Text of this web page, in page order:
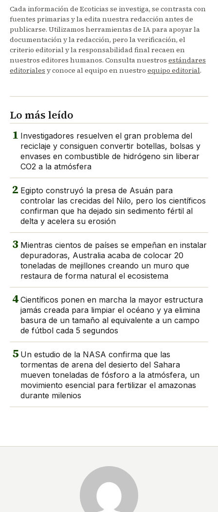
Cada información de Ecoticias se investiga, se contrasta con
fuentes primarias y la edita nuestra redacción antes de
publicarse. Utilizamos herramientas de IA para apoyar la
documentación y la redacción, pero la verificación, el
criterio editorial y la responsabilidad final recaen en
nuestros editores humanos. Consulta nuestros estándares
editoriales y conoce al equipo en nuestro equipo editorial.
Lo más leído
1 Investigadores resuelven el gran problema del
reciclaje y consiguen convertir botellas, bolsas y
envases en combustible de hidrógeno sin liberar
CO2 a la atmósfera
2 Egipto construyó la presa de Asuán para
controlar las crecidas del Nilo, pero los científicos
confirman que ha dejado sin sedimento fértil al
delta y acelera su erosión
3 Mientras cientos de países se empeñan en instalar
depuradoras, Australia acaba de colocar 20
toneladas de mejillones creando un muro que
restaura de forma natural el ecosistema
4 Científicos ponen en marcha la mayor estructura
jamás creada para limpiar el océano y ya elimina
basura de un tamaño al equivalente a un campo
de fútbol cada 5 segundos
5 Un estudio de la NASA confirma que las
tormentas de arena del desierto del Sahara
mueven toneladas de fósforo a la atmósfera, un
movimiento esencial para fertilizar el amazonas
durante milenios